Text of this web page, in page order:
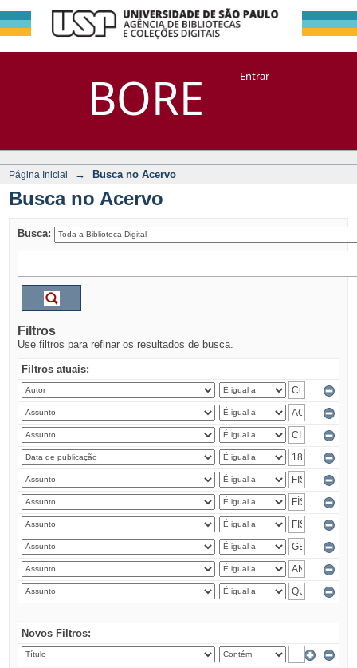
BORE
Busca no Acervo
DSpace/Manakin + CoriscoEntrar
Página Inicial → Busca no Acervo
Busca no Acervo
Busca:
Filtros
Use filtros para refinar os resultados de busca.
Filtros atuais:
Novos Filtros: